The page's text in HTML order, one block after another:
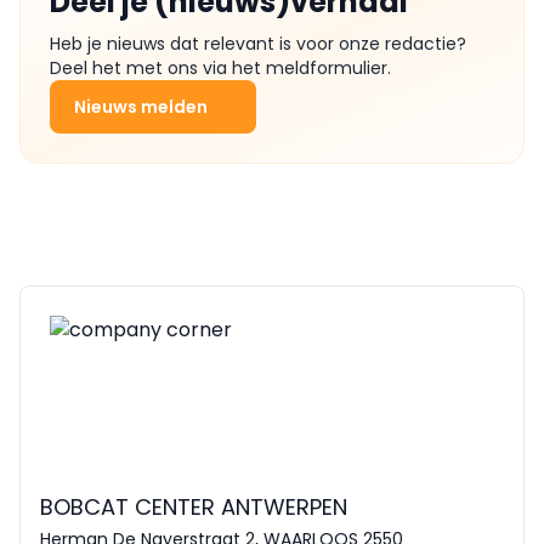
Heb je nieuws dat relevant is voor onze redactie?
Deel het met ons via het meldformulier.
Nieuws melden
BOBCAT CENTER ANTWERPEN
Herman De Nayerstraat 2, WAARLOOS 2550